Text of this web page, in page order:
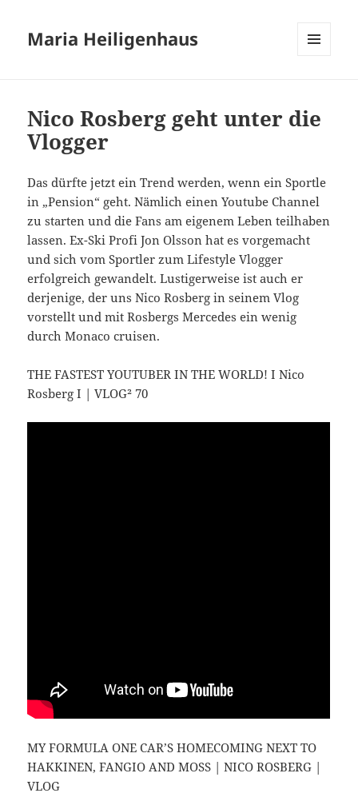
Maria Heiligenhaus
Nico Rosberg geht unter die
Vlogger
Das dürfte jetzt ein Trend werden, wenn ein Sportle
in „Pension“ geht. Nämlich einen Youtube Channel
zu starten und die Fans am eigenem Leben teilhaben
lassen. Ex-Ski Profi Jon Olsson hat es vorgemacht
und sich vom Sportler zum Lifestyle Vlogger
erfolgreich gewandelt. Lustigerweise ist auch er
derjenige, der uns Nico Rosberg in seinem Vlog
vorstellt und mit Rosbergs Mercedes ein wenig
durch Monaco cruisen.
THE FASTEST YOUTUBER IN THE WORLD! I Nico
Rosberg I | VLOG² 70
MY FORMULA ONE CAR’S HOMECOMING NEXT TO
HAKKINEN, FANGIO AND MOSS | NICO ROSBERG |
VLOG